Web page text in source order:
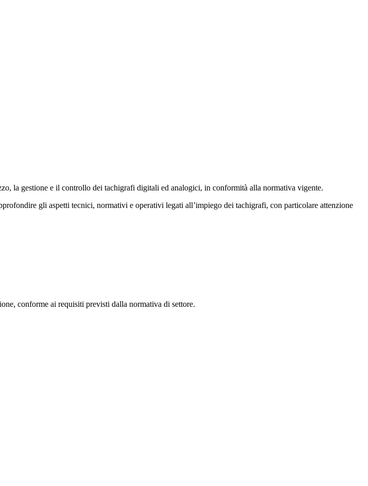
la gestione e il controllo dei tachigrafi digitali ed analogici, in conformità alla normativa vigente.
gli aspetti tecnici, normativi e operativi legati all’impiego dei tachigrafi, con particolare attenzione
conforme ai requisiti previsti dalla normativa di settore.